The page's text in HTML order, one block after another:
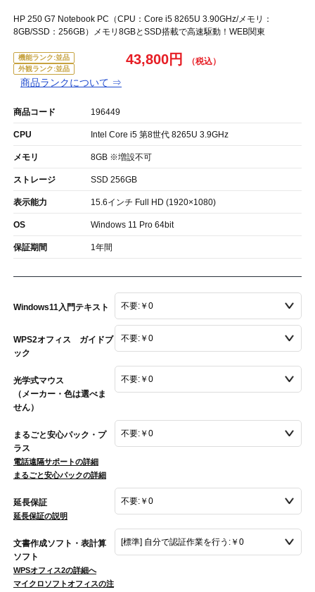
HP 250 G7 Notebook PC（CPU：Core i5 8265U 3.90GHz/メモリ：
8GB/SSD：256GB）メモリ8GBとSSD搭載で高速駆動！WEB関東
機能ランク:並品
外観ランク:並品
商品ランクについて ⇒
43,800円
商品コード 196449
CPU Intel Core i5 第8世代 8265U 3.9GHz
メモリ 8GB ※増設不可
ストレージ SSD 256GB
表示能力 15.6インチ Full HD (1920×1080)
OS Windows 11 Pro 64bit
保証期間 1年間
Windows11入門テキスト
WPS2オフィス ガイドブ
ック
光学式マウス
（メーカー・色は選べま
せん）
まるごと安心パック・プ
ラス
電話遠隔サポートの詳細
まるごと安心パックの詳細
延長保証
延長保証の説明
文書作成ソフト・表計算
ソフト
WPSオフィス2の詳細へ
マイクロソフトオフィスの注